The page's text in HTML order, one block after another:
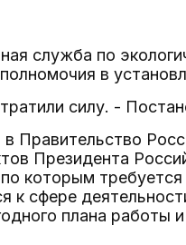
служба по
в
силу. -
в Правительство
Президента
которым
к сфере
плана работы